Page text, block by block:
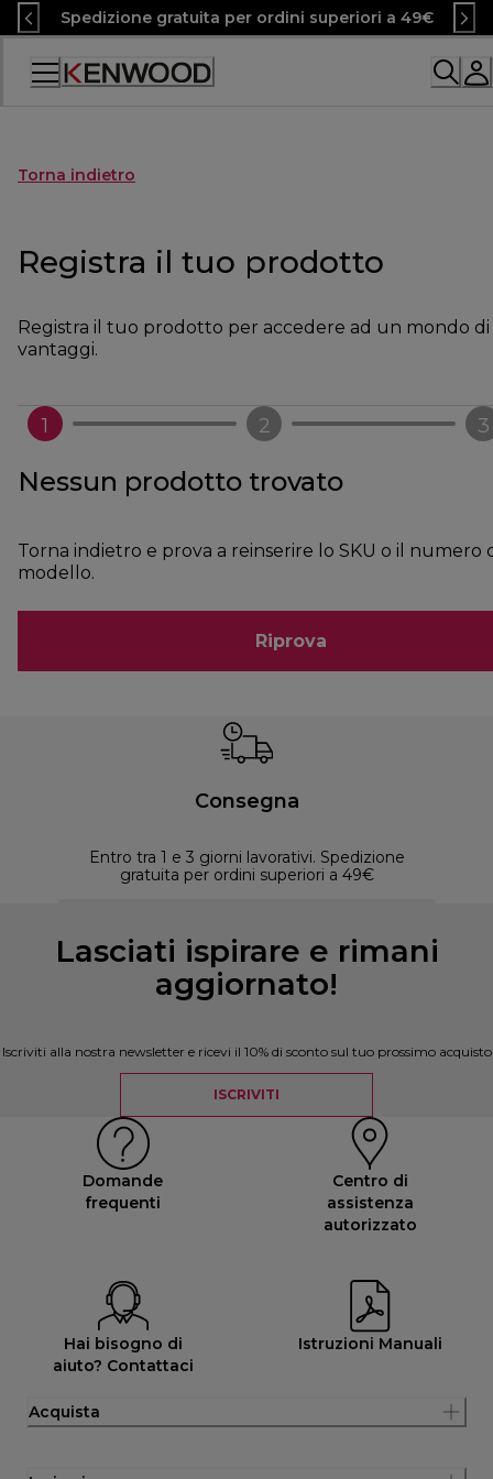
Skip
to
Content
Spedizione gratuita per ordini superiori a 49€
Accessibility
Torna indietro
Registra il tuo prodotto
Registra il tuo prodotto per accedere ad un mondo di
vantaggi.
1 2 3
Nessun prodotto trovato
Torna indietro e prova a reinserire lo SKU o il numero
modello.
Riprova
Consegna
Entro tra 1 e 3 giorni lavorativi. Spedizione
gratuita per ordini superiori a 49€
Lasciati ispirare e rimani
aggiornato!
Iscriviti alla nostra newsletter e ricevi il 10% di sconto sul tuo prossimo acquisto
ISCRIVITI
Domande
frequenti
Centro di
assistenza
autorizzato
Hai bisogno di
aiuto? Contattaci
Istruzioni Manuali
Acquista